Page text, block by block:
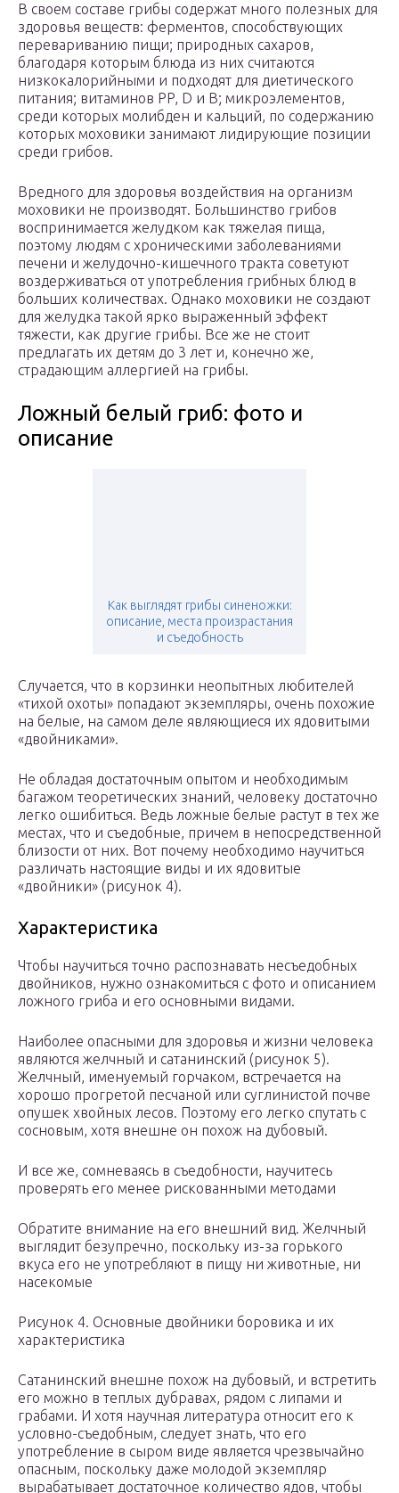
В своем составе грибы содержат много полезных для
здоровья веществ: ферментов, способствующих
перевариванию пищи; природных сахаров,
благодаря которым блюда из них считаются
низкокалорийными и подходят для диетического
питания; витаминов PP, D и B; микроэлементов,
среди которых молибден и кальций, по содержанию
которых моховики занимают лидирующие позиции
среди грибов.
Вредного для здоровья воздействия на организм
моховики не производят. Большинство грибов
воспринимается желудком как тяжелая пища,
поэтому людям с хроническими заболеваниями
печени и желудочно-кишечного тракта советуют
воздерживаться от употребления грибных блюд в
больших количествах. Однако моховики не создают
для желудка такой ярко выраженный эффект
тяжести, как другие грибы. Все же не стоит
предлагать их детям до 3 лет и, конечно же,
страдающим аллергией на грибы.
Ложный белый гриб: фото и
описание
Как выглядят грибы синеножки:
описание, места произрастания
и съедобность
Случается, что в корзинки неопытных любителей
«тихой охоты» попадают экземпляры, очень похожие
на белые, на самом деле являющиеся их ядовитыми
«двойниками».
Не обладая достаточным опытом и необходимым
багажом теоретических знаний, человеку достаточно
легко ошибиться. Ведь ложные белые растут в тех же
местах, что и съедобные, причем в непосредственной
близости от них. Вот почему необходимо научиться
различать настоящие виды и их ядовитые
«двойники» (рисунок 4).
Характеристика
Чтобы научиться точно распознавать несъедобных
двойников, нужно ознакомиться с фото и описанием
ложного гриба и его основными видами.
Наиболее опасными для здоровья и жизни человека
являются желчный и сатанинский (рисунок 5).
Желчный, именуемый горчаком, встречается на
хорошо прогретой песчаной или суглинистой почве
опушек хвойных лесов. Поэтому его легко спутать с
сосновым, хотя внешне он похож на дубовый.
И все же, сомневаясь в съедобности, научитесь
проверять его менее рискованными методами
Обратите внимание на его внешний вид. Желчный
выглядит безупречно, поскольку из-за горького
вкуса его не употребляют в пищу ни животные, ни
насекомые
Рисунок 4. Основные двойники боровика и их
характеристика
Сатанинский внешне похож на дубовый, и встретить
его можно в теплых дубравах, рядом с липами и
грабами. И хотя научная литература относит его к
условно-съедобным, следует знать, что его
употребление в сыром виде является чрезвычайно
опасным, поскольку даже молодой экземпляр
вырабатывает достаточное количество ядов, чтобы